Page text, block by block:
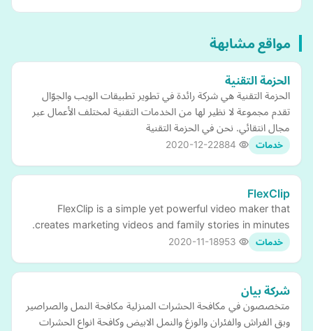
مواقع مشابهة
الحزمة التقنية
الحزمة التقنية هي شركة رائدة في تطوير تطبيقات الويب والجوّال
تقدم مجموعة لا نظير لها من الخدمات التقنية لمختلف الأعمال عبر
مجال انتقائي. نحن في الحزمة التقنية
خدمات 2020-12-22
FlexClip
FlexClip is a simple yet powerful video maker that
creates marketing videos and family stories in minutes.
خدمات 2020-11-18
شركة بيان
متخصصون في مكافحة الحشرات المنزلية مكافحة النمل والصراصير
وبق الفراش والفئران والوزغ والنمل الابيض وكافحة انواع الحشرات